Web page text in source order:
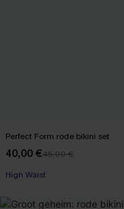
Perfect Form rode bikini set
40,00 €45,00 €
【AG18】2 met 10% korting
High Waist